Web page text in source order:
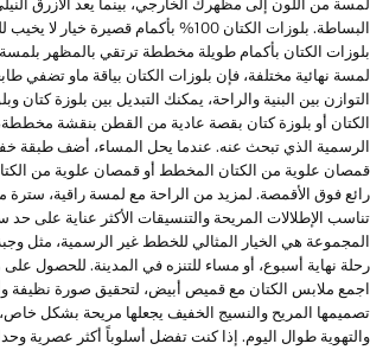
لمسة من اللون إلى مظهرك الخارجي، بينما يعد الأزرق
البساطة. بلوزات الكتان 100% بأكمام قصيرة
بلوزات الكتان بأكمام طويلة مخططة ترتقي بالمظهر
لمسة نهائية مختلفة، فإن بلوزات الكتان بياقة ماو تضفي
التوازن بين البنية والراحة، يمكنك التبديل بين بلوزة كتان
الكتان أو بلوزة كتان بقصة عادية من القطن بنقشة
الرسمية الذي تبحث عنه. عندما يحل المساء، أضف طبقة
رائع فوق الأقمصة. لمزيد من الراحة مع لمسة راقية، سترة
تناسب الإطلالات المريحة والتنسيقات الأكثر عناية على
المجموعة هي الخيار المثالي للخطط غير الرسمية، مثل
رحلة نهاية أسبوع، أو مساء للتنزه في المدينة. للحصول
اجمع ملابس الكتان مع قميص أبيض، لتحقيق صورة نظيفة
تصميمها المريح والنسيج الخفيف يجعلها مريحة بشكل
والتهوية طوال اليوم. إذا كنت تفضل أسلوباً أكثر عصرية